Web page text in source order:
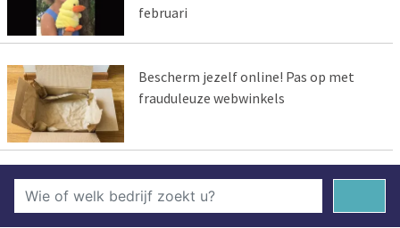
februari
Bescherm jezelf online! Pas op met
frauduleuze webwinkels